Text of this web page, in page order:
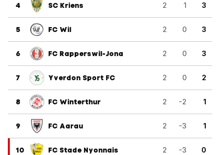
4 SC Kriens 2 1 3
5 FC Wil 2 0 3
6 FC Rapperswil-Jona 2 0 3
7 Yverdon Sport FC 2 0 2
8 FC Winterthur 2 -2 1
9 FC Aarau 2 -3 1
10 FC Stade Nyonnais 2 -3 0